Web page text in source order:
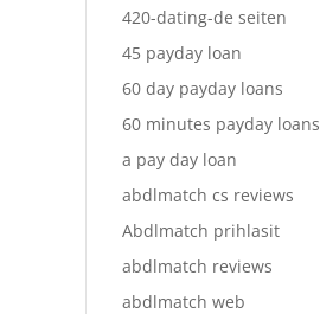
420-dating-de seiten
45 payday loan
60 day payday loans
60 minutes payday loans
a pay day loan
abdlmatch cs reviews
Abdlmatch prihlasit
abdlmatch reviews
abdlmatch web